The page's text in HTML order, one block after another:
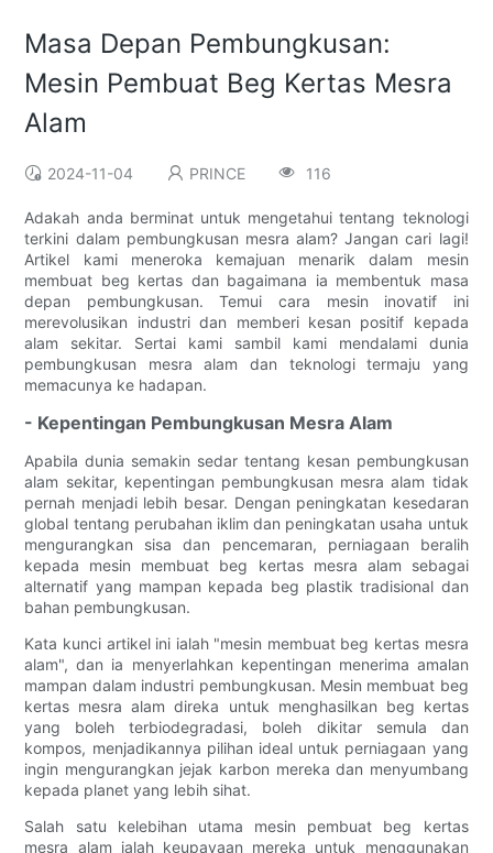
Masa Depan Pembungkusan:
Mesin Pembuat Beg Kertas Mesra
Alam
2024-11-04 PRINCE 116
Adakah anda berminat untuk mengetahui tentang teknologi
terkini dalam pembungkusan mesra alam? Jangan cari lagi!
Artikel kami meneroka kemajuan menarik dalam mesin
membuat beg kertas dan bagaimana ia membentuk masa
depan pembungkusan. Temui cara mesin inovatif ini
merevolusikan industri dan memberi kesan positif kepada
alam sekitar. Sertai kami sambil kami mendalami dunia
pembungkusan mesra alam dan teknologi termaju yang
memacunya ke hadapan.
- Kepentingan Pembungkusan Mesra Alam
Apabila dunia semakin sedar tentang kesan pembungkusan
alam sekitar, kepentingan pembungkusan mesra alam tidak
pernah menjadi lebih besar. Dengan peningkatan kesedaran
global tentang perubahan iklim dan peningkatan usaha untuk
mengurangkan sisa dan pencemaran, perniagaan beralih
kepada mesin membuat beg kertas mesra alam sebagai
alternatif yang mampan kepada beg plastik tradisional dan
bahan pembungkusan.
Kata kunci artikel ini ialah "mesin membuat beg kertas mesra
alam", dan ia menyerlahkan kepentingan menerima amalan
mampan dalam industri pembungkusan. Mesin membuat beg
kertas mesra alam direka untuk menghasilkan beg kertas
yang boleh terbiodegradasi, boleh dikitar semula dan
kompos, menjadikannya pilihan ideal untuk perniagaan yang
ingin mengurangkan jejak karbon mereka dan menyumbang
kepada planet yang lebih sihat.
Salah satu kelebihan utama mesin pembuat beg kertas
mesra alam ialah keupayaan mereka untuk menggunakan